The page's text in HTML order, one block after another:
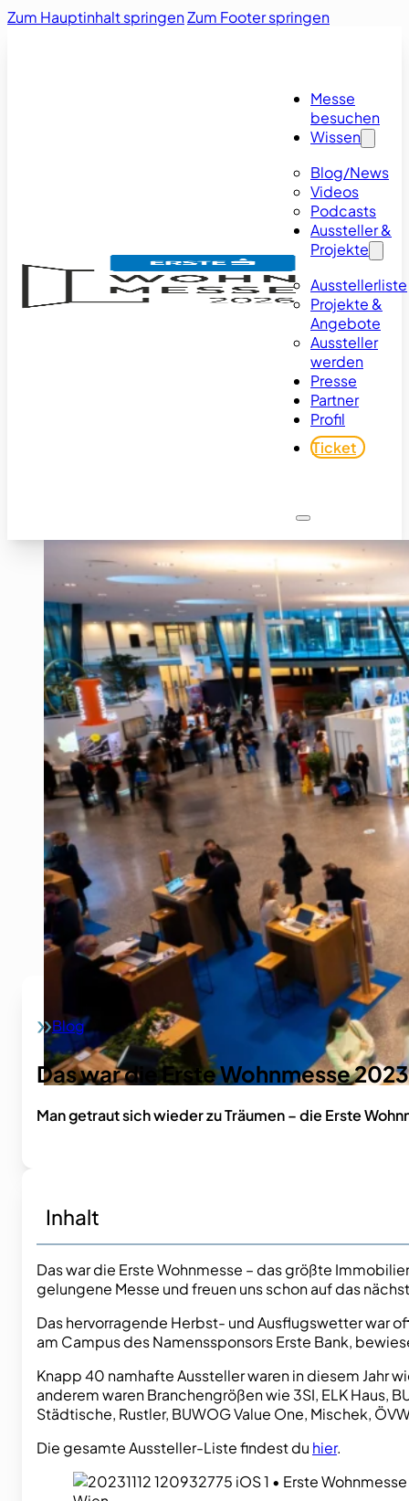
Zum Hauptinhalt springenZum Footer springen
Messe
besuchen
Wissen
Blog/News
Videos
Podcasts
Aussteller &
Projekte
Ausstellerliste
Projekte &
Angebote
Aussteller
werden
Presse
Partner
Profil
Ticket
Home
Blog
Das war die Erste Wohnmesse 2023
Man getraut sich wieder zu Träumen – die Erste
Inhalt
Das war die Erste Wohnmesse – das größte
gelungene Messe und freuen uns schon auf das
Das hervorragende Herbst- und Ausflugswetter war
am Campus des Namenssponsors Erste Bank,
Knapp 40 namhafte Aussteller waren in diesem Jahr
anderem waren Branchengrößen wie 3SI, ELK Haus,
Städtische, Rustler, BUWOG Value One, Mischek,
Die gesamte Aussteller-Liste findest du hier.